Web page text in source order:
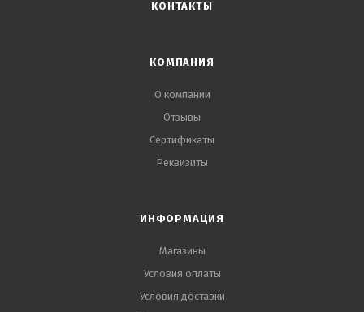
КОНТАКТЫ
КОМПАНИЯ
О компании
Отзывы
Сертификаты
Реквизиты
ИНФОРМАЦИЯ
Магазины
Условия оплаты
Условия доставки